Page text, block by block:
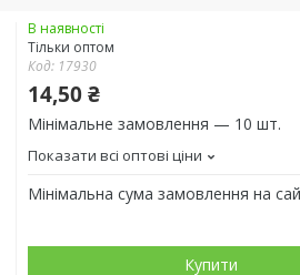
В наявності
Тільки оптом
Код: 17930
14,50 ₴
Мінімальне замовлення — 10 шт.
Показати всі оптові ціни
Мінімальна сума замовлення на
Купити